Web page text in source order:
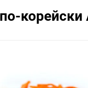
корейски